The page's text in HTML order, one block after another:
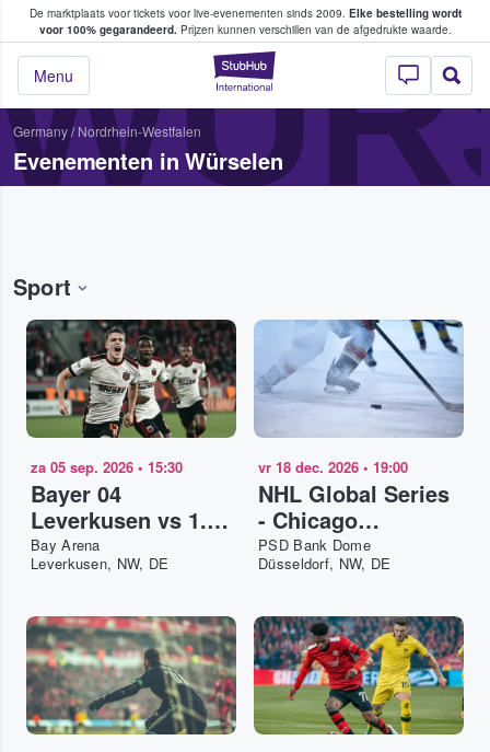
De marktplaats voor tickets voor live-evenementen sinds 2009. Elke bestelling wordt
voor 100% gegarandeerd.Prijzen kunnen verschillen van de afgedrukte waarde.
StubHub: waar
Menu
tickets kopen en verkopen
Germany/ Nordrhein-Westfalen
Evenementen in Würselen
Sport
za 05 sep. 2026 • 15:30
Bayer 04
Leverkusen vs 1.
FC Union Berlin
Bay Arena
Leverkusen, NW, DE
vr 18 dec. 2026 • 19:00
NHL Global Series
- Chicago
Blackhawks vs
Ottawa Senators
PSD Bank Dome
Düsseldorf, NW, DE